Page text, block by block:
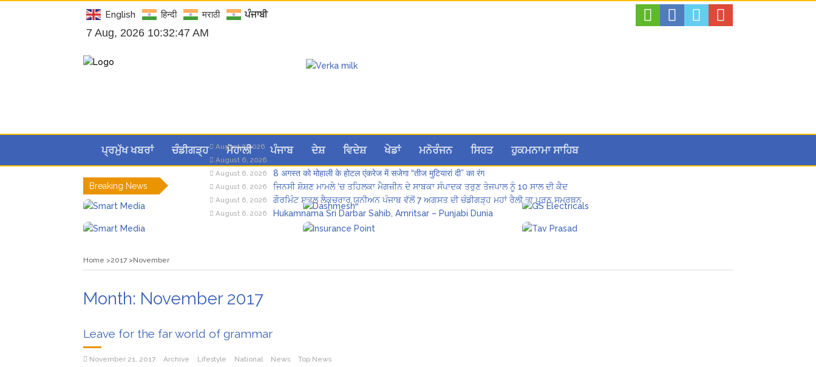
English हिन्दी मराठी ਪੰਜਾਬੀ
7 Aug, 2026 10:32:48 AM
ਪ੍ਰਮੁੱਖ ਖਬਰਾਂ ਚੰਡੀਗੜ੍ਹ ਮੋਹਾਲੀ ਪੰਜਾਬ ਦੇਸ਼ ਵਿਦੇਸ਼ ਖੇਡਾਂ ਮਨੋਰੰਜਨ ਸਿਹਤ ਹੁਕਮਨਾਮਾ ਸਾਹਿਬ
Breaking News
August 7, 2026 Hukamnama Sri Darbar Sahib, Amritsar – Punjabi Dunia
August 6, 2026
August 6, 2026 8 अगस्त को मोहाली के होटल एंकरेज में सजेगा “तीज मुटियारां दी” का रंग
August 6, 2026 ਜਿਨਸੀ ਸ਼ੋਸ਼ਣ ਮਾਮਲੇ ‘ਚ ਤਹਿਲਕਾ ਮੈਗਜ਼ੀਨ ਦੇ ਸਾਬਕਾ ਸੰਪਾਦਕ ਤਰੁਣ ਤੇਜਪਾਲ ਨੂੰ 10 ਸਾਲ ਦੀ ਕੈਦ
August 6, 2026 ਗੌਰਮਿੰਟ ਸਕੂਲ ਲੈਕਚਰਾਰ ਯੂਨੀਅਨ ਪੰਜਾਬ ਵੱਲੋਂ 7 ਅਗਸਤ ਦੀ ਚੰਡੀਗੜ੍ਹ ਮਹਾਂ ਰੈਲੀ ਦਾ ਪੂਰਨ ਸਮਰਥਨ
August 6, 2026 Hukamnama Sri Darbar Sahib, Amritsar – Punjabi Dunia
Home 2017 November
Month: November 2017
Leave for the far world of grammar
November 21, 2017 Archive Lifestyle National News Top News